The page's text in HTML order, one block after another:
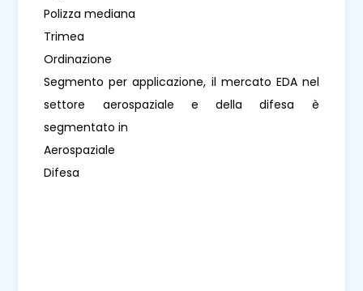
Polizza mediana
Trimea
Ordinazione
Segmento per applicazione, il mercato EDA nel
settore aerospaziale e della difesa è
segmentato in
Aerospaziale
Difesa